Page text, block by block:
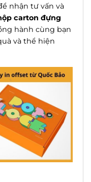
nhận tư vấn và
carton đựng
hành cùng bạn
và thể hiện